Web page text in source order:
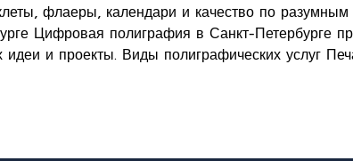
флаеры, календари и качество по разумным
Цифровая полиграфия в Санкт-Петербурге
и проекты. Виды полиграфических услуг